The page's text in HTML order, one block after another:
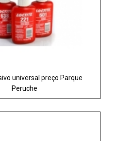
universal preço Parque
Peruche